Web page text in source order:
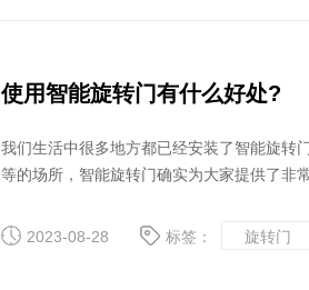
使用智能旋转门有什么好处?
我们生活中很多地方都已经安装了智能旋转
等的场所，智能旋转门确实为大家提供了非
2023-08-28
标签： 旋转门